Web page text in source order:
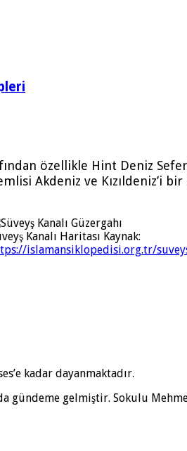
özellikle Hint Deniz
Akdeniz ve
Kanalı Haritası Kaynak:
islamansiklopedisi.org.tr/
kadar dayanmaktadır.
gündeme gelmiştir. Sokulu